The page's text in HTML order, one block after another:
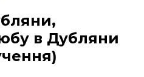
в Дубляни